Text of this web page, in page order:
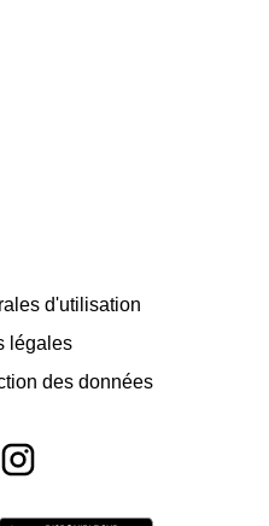
d'utilisation
légales
des données